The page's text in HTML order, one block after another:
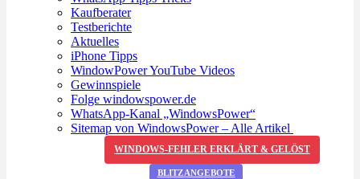
Kaufberater
Testberichte
Aktuelles
iPhone Tipps
WindowPower YouTube Videos
Gewinnspiele
Folge windowspower.de
WhatsApp-Kanal „WindowsPower“
Sitemap von WindowsPower – Alle Artikel
WINDOWS-FEHLER ERKLÄRT & GELÖST
BLITZANGEBOTE